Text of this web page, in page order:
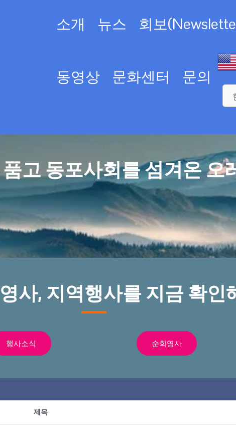
소개 뉴스 회보
동영상 문화센터 문의
고 동포사회를 섬겨온 오
사, 지역행사를 지금 확인
행사소식 순회영사
제목